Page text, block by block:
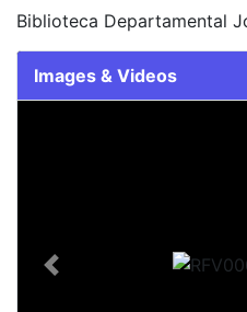
Biblioteca Departamental
Images & Videos
Previous